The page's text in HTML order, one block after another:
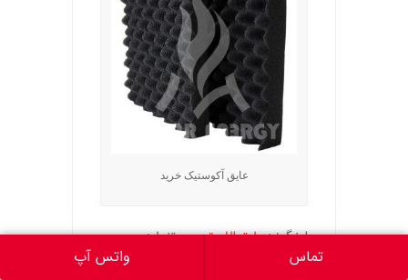
عایق آکوستیک خرید
اینگونهعایق الاستومریتنها در
شرایطی کارآمد ی باشد که بدرستی وتماس واتس آپ